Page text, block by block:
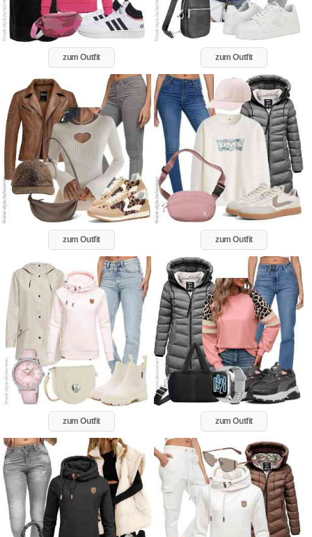
zum Outfit zum Outfit
zum Outfit zum Outfit
zum Outfit zum Outfit